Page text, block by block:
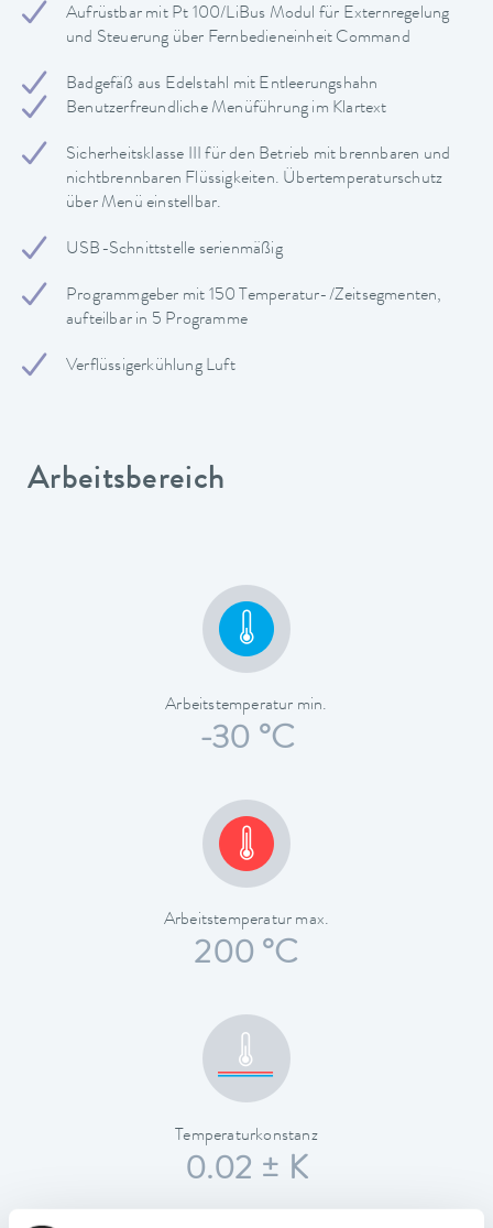
Aufrüstbar mit Pt 100/LiBus Modul für Externregelung
und Steuerung über Fernbedieneinheit Command
Badgefäß aus Edelstahl mit Entleerungshahn
Benutzerfreundliche Menüführung im Klartext
Sicherheitsklasse III für den Betrieb mit brennbaren und
nichtbrennbaren Flüssigkeiten. Übertemperaturschutz
über Menü einstellbar.
USB-Schnittstelle serienmäßig
Programmgeber mit 150 Temperatur-/Zeitsegmenten,
aufteilbar in 5 Programme
Verflüssigerkühlung Luft
Arbeitsbereich
Arbeitstemperatur min.
-30 °C
Arbeitstemperatur max.
200 °C
Temperaturkonstanz
0.02 ± K